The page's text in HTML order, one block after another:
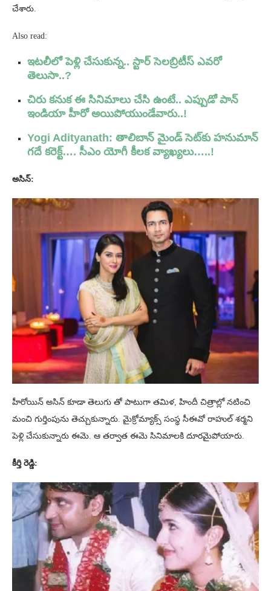
చేశారు.
Also read:
ఇటలీలో పెళ్లి చేసుకున్న.. స్టార్ సెలబ్రిటీస్ ఎవరో
తెలుసా..?
చిరు కనుక ఈ సినిమాలు చేసి ఉంటే.. ఎప్పుడో పాన్
ఇండియా హీరో అయిపోయుండేవారు..!
Yogi Adityanath: తాలిబాన్ మైండ్ సెట్‌కు హనుమాన్
గదే కరెక్ట్…. సీఎం యోగీ కీలక వ్యాఖ్యలు…..!
అసిన్:
హీరోయిన్ అసిన్ కూడా తెలుగు తో పాటుగా తమిళ, హిందీ చిత్రాల్లో నటించి
మంచి గుర్తింపును తెచ్చుకున్నారు. మైక్రోమ్యాక్స్ సంస్థ సీఈవో రాహుల్ శర్మని
పెళ్లి చేసుకున్నారు ఈమె. ఆ తర్వాత ఈమె సినిమాలకి దూరమైపోయారు.
కీర్తి రెడ్డి: